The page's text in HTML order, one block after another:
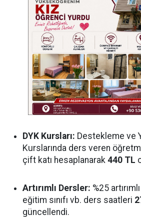
DYK Kursları: Destekleme ve
Kurslarında ders veren
çift katı hesaplanarak 440 TL
Artırımlı Dersler: %25
eğitim sınıfı vb. ders saatleri
güncellendi.